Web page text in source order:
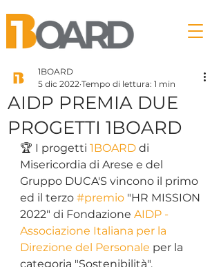
AIDP PREMIA DUE
PROGETTI 1BOARD
1BOARD
5 dic 2022 Tempo di lettura: 1 min
🏆 I progetti 1BOARD di
Misericordia di Arese e del
Gruppo DUCA'S vincono il primo
ed il terzo #premio "HR MISSION
2022" di Fondazione AIDP -
Associazione Italiana per la
Direzione del Personale per la
categoria "Sostenibilità".